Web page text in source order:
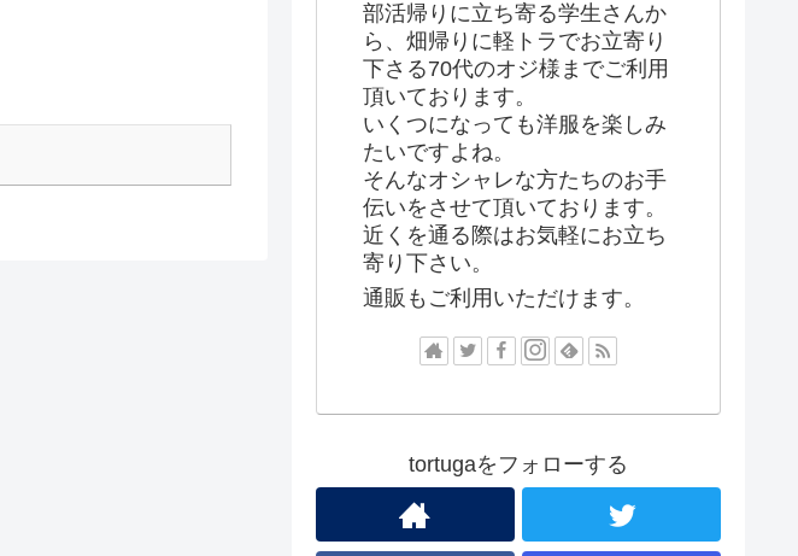
部活帰りに立ち寄る学生さんか
ら、畑帰りに軽トラでお立寄り
下さる70代のオジ様までご利用
頂いております。
いくつになっても洋服を楽しみ
たいですよね。
そんなオシャレな方たちのお手
伝いをさせて頂いております。
近くを通る際はお気軽にお立ち
寄り下さい。
通販もご利用いただけます。
tortugaをフォローする